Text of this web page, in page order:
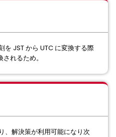
を JST から UTC に変換する際
れるため。
、解決策が利用可能になり次